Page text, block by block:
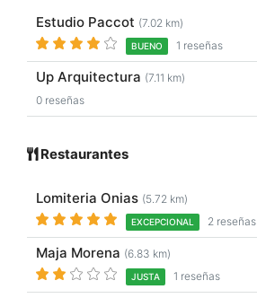
Estudio Paccot (7.02 km)
BUENO 1 reseñas
Up Arquitectura (7.11 km)
0 reseñas
Restaurantes
Lomiteria Onias (5.72 km)
EXCEPCIONAL 2 reseñas
Maja Morena (6.83 km)
JUSTA 1 reseñas